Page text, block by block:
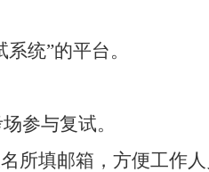
统”的平台。
参与复试。
所填邮箱，方便工作人